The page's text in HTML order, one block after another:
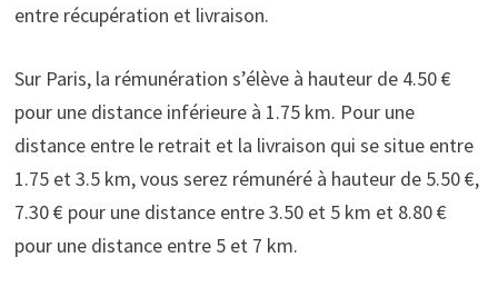
entre récupération et livraison.
Sur Paris, la rémunération s’élève à hauteur de 4.50 €
pour une distance inférieure à 1.75 km. Pour une
distance entre le retrait et la livraison qui se situe entre
1.75 et 3.5 km, vous serez rémunéré à hauteur de 5.50 €,
7.30 € pour une distance entre 3.50 et 5 km et 8.80 €
pour une distance entre 5 et 7 km.